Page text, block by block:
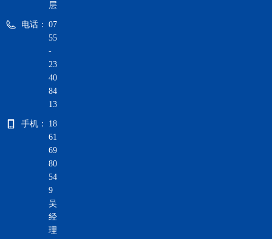
层
电话： 07
55
-
23
40
84
13
手机：
18
61
69
80
54
9
吴
经
理